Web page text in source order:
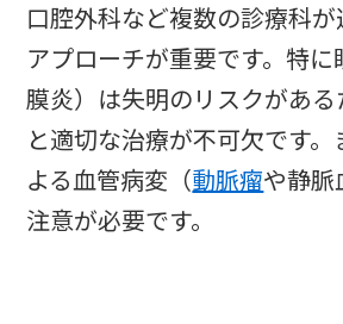
口腔外科など複数の診療科
アプローチが重要です。特
膜炎）は失明のリスクがあ
と適切な治療が不可欠です
よる血管病変（動脈瘤や静脈
注意が必要です。